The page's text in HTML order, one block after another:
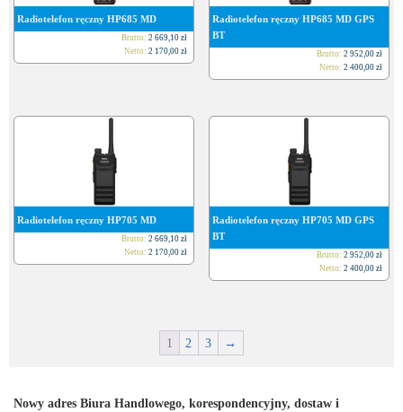
Radiotelefon ręczny HP685 MD
Brutto: 2 669,10 zł
Netto: 2 170,00 zł
Radiotelefon ręczny HP685 MD GPS
BT
Brutto: 2 952,00 zł
Netto: 2 400,00 zł
Radiotelefon ręczny HP705 MD
Brutto: 2 669,10 zł
Netto: 2 170,00 zł
Radiotelefon ręczny HP705 MD GPS
BT
Brutto: 2 952,00 zł
Netto: 2 400,00 zł
1 2 3 →
Nowy adres Biura Handlowego, korespondencyjny, dostaw i